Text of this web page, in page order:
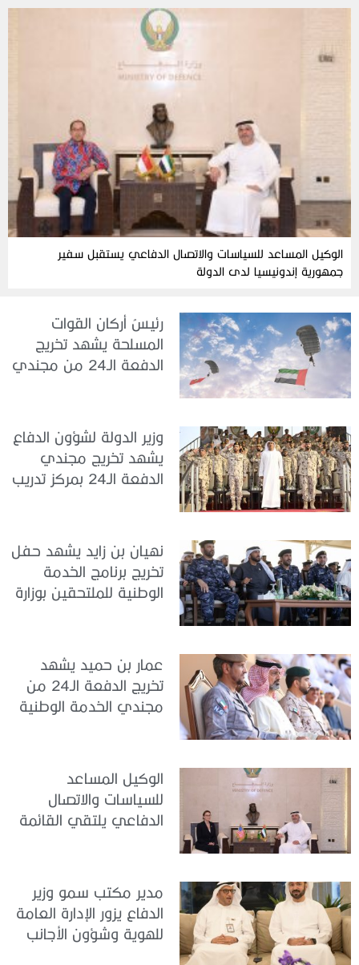
الوكيل المساعد للسياسات والاتصال الدفاعي يستقبل سفير
جمهورية إندونيسيا لدى الدولة
رئيسُ أركان القوات
المسلحة يشهد تخريج
الدفعة الـ24 من مجندي
وزير الدولة لشؤون الدفاع
يشهد تخريج مجندي
الدفعة الـ24 بمركز تدريب
نهيان بن زايد يشهد حفل
تخريج برنامج الخدمة
الوطنية للملتحقين بوزارة
عمار بن حميد يشهد
تخريج الدفعة الـ24 من
مجندي الخدمة الوطنية
الوكيل المساعد
للسياسات والاتصال
الدفاعي يلتقي القائمة
مدير مكتب سمو وزير
الدفاع يزور الإدارة العامة
للهوية وشؤون الأجانب